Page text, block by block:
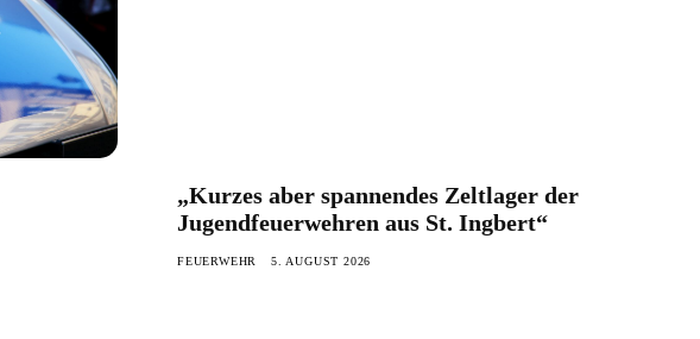
„Kurzes aber spannendes Zeltlager der
Jugendfeuerwehren aus St. Ingbert“
FEUERWEHR 5. AUGUST 2026